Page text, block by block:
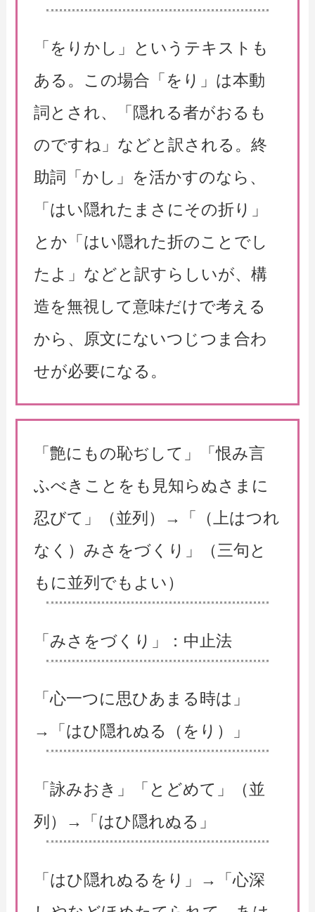
「をりかし」というテキストも
ある。この場合「をり」は本動
詞とされ、「隠れる者がおるも
のですね」などと訳される。終
助詞「かし」を活かすのなら、
「はい隠れたまさにその折り」
とか「はい隠れた折のことでし
たよ」などと訳すらしいが、構
造を無視して意味だけで考える
から、原文にないつじつま合わ
せが必要になる。
「艶にもの恥ぢして」「恨み言
ふべきことをも見知らぬさまに
忍びて」（並列）→「（上はつれ
なく）みさをづくり」（三句と
もに並列でもよい）
「みさをづくり」：中止法
「心一つに思ひあまる時は」
→「はひ隠れぬる（をり）」
「詠みおき」「とどめて」（並
列）→「はひ隠れぬる」
「はひ隠れぬるをり」→「心深